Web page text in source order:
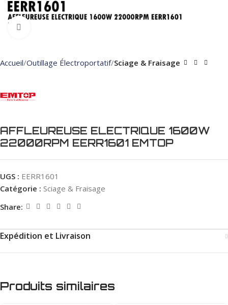
Accueil Outillage Électroportatif Sciage & Fraisage
AFFLEUREUSE ELECTRIQUE 1600W
22000RPM EERR1601 EMTOP
UGS : EERR1601
Catégorie : Sciage & Fraisage
Share:
Expédition et Livraison
Produits similaires